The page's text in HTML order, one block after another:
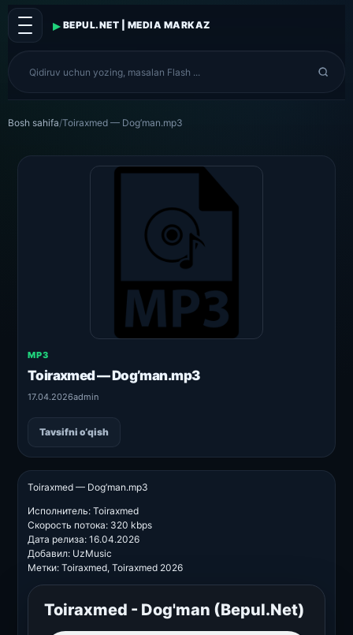
▸ BEPUL.NET | MEDIA MARKAZ
Bosh sahifa/Toiraxmed — Dog’man.mp3
MP3
Toiraxmed — Dog’man.mp3
17.04.2026admin
Tavsifni o‘qish
Toiraxmed — Dog’man.mp3
Исполнитель: Toiraxmed
Скорость потока: 320 kbps
Дата релиза: 16.04.2026
Добавил: UzMusic
Метки: Toiraxmed, Toiraxmed 2026
Toiraxmed - Dog'man (Bepul.Net)